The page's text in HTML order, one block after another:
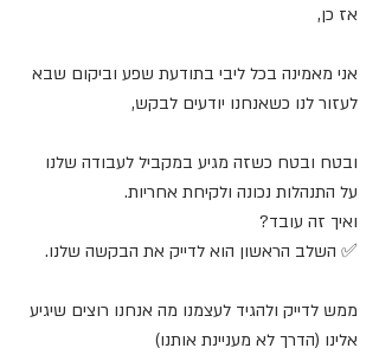
אז כן,
אני מאמינה בכל ליבי בתודעת שפע וביקום שבא
לעזור לנו כשאנחנו יודעים לבקש,
ובטח ובטח כשזה מגיע במקביל לעבודה שלנו
על התנהלות נכונה ולקיחת אחריות.
ואיך זה עובד?
✅ השלב הראשון הוא לדייק את הבקשה שלנו.
ממש לדייק ולהגיד לעצמנו מה אנחנו רוצים שיגיע
אלינו (הדרך לא מעניינת אותנו)